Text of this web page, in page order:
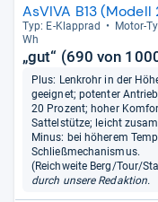
AsVIVA B13 (Modell
Typ: E-​Klapprad Motor-​
Wh
„gut“ (690 von
Plus: Lenkrohr in der
geeignet; potenter
20 Prozent; hoher
Sattelstütze; leicht
Minus: bei höherem
Schließmechanismus.
(Reichweite Berg/Tour/
durch unsere Redaktion.